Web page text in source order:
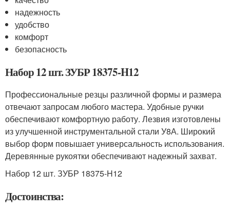
надежность
удобство
комфорт
безопасность
Набор 12 шт. ЗУБР 18375-H12
Профессиональные резцы различной формы и размера
отвечают запросам любого мастера. Удобные ручки
обеспечивают комфортную работу. Лезвия изготовлены
из улучшенной инструментальной стали У8А. Широкий
выбор форм повышает универсальность использования.
Деревянные рукоятки обеспечивают надежный захват.
Набор 12 шт. ЗУБР 18375-H12
Достоинства: